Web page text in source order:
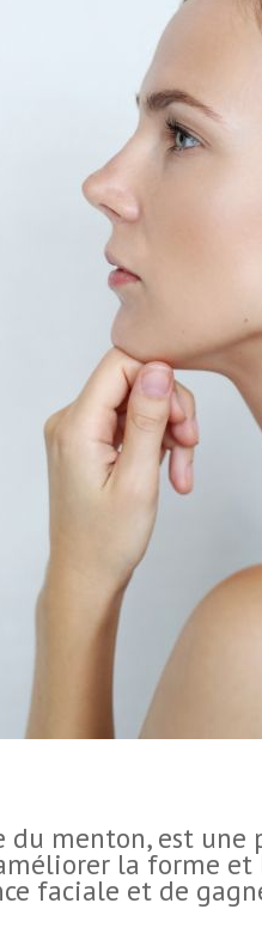
menton, est une
la forme
faciale et de